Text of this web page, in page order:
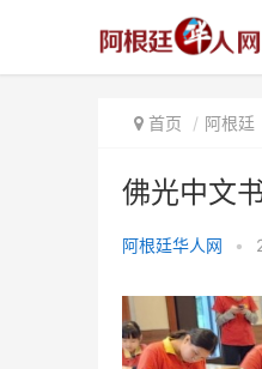
首页 阿根廷
佛光中文
阿根廷华人网 •